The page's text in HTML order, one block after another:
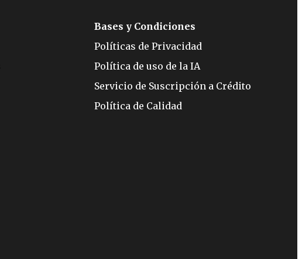
Bases y Condiciones
Políticas de Privacidad
Política de uso de la IA
Servicio de Suscripción a Crédito
Política de Calidad